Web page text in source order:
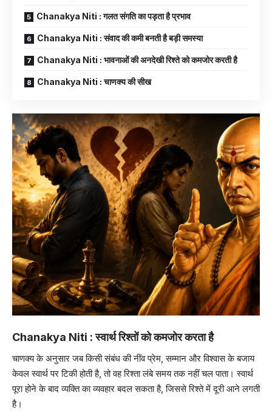
Chanakya Niti : गलत संगति का पड़ता है प्रभाव
Chanakya Niti : संवाद की कमी बनती है बड़ी समस्या
Chanakya Niti : भावनाओं की अनदेखी रिश्ते को कमजोर करती है
Chanakya Niti : चाणक्य की सीख
Chanakya Niti : स्वार्थ रिश्तों को कमजोर करता है
चाणक्य के अनुसार जब किसी संबंध की नींव प्रेम, सम्मान और विश्वास के बजाय
केवल स्वार्थ पर टिकी होती है, तो वह रिश्ता लंबे समय तक नहीं चल पाता। स्वार्थ
पूरा होने के बाद व्यक्ति का व्यवहार बदल सकता है, जिससे रिश्ते में दूरी आने लगती
है।